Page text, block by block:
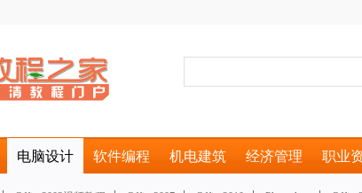
电脑设计 软件编程 机电建筑 经济管理 职业